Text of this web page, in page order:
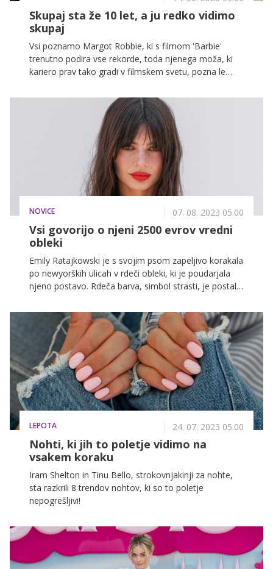
Skupaj sta že 10 let, a ju redko vidimo
skupaj
Vsi poznamo Margot Robbie, ki s filmom 'Barbie'
trenutno podira vse rekorde, toda njenega moža, ki
kariero prav tako gradi v filmskem svetu, pozna le
je uspelo osvojiti očarljivo Margot?
NOVICE 07. 08. 2023 05.00
Vsi govorijo o njeni 2500 evrov vredni
obleki
Emily Ratajkowski je s svojim psom zapeljivo korakala
po newyorških ulicah v rdeči obleki, ki je poudarjala
njeno postavo. Rdeča barva, simbol strasti, je postala
med njimi Dua Lipa in Margot Robbie, odločile za
podobne rdeče stajlinge.
LEPOTA 24. 07. 2023 05.00
Nohti, ki jih to poletje vidimo na
vsakem koraku
Iram Shelton in Tinu Bello, strokovnjakinji za nohte,
sta razkrili 8 trendov nohtov, ki so to poletje
nepogrešljivi!